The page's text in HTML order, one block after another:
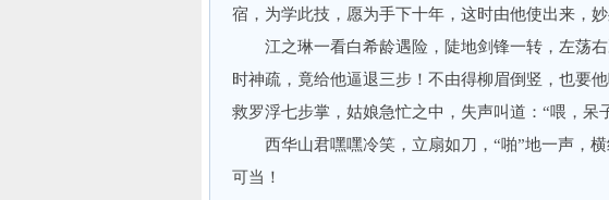
宿，为学此技，愿为手下十年，这时由他使出来，妙
江之琳一看白希龄遇险，陡地剑锋一转，左荡右
时神疏，竟给他逼退三步！不由得柳眉倒竖，也要
救罗浮七步掌，姑娘急忙之中，失声叫道：“喂，
西华山君嘿嘿冷笑，立扇如刀，“啪”地一声，横
可当！